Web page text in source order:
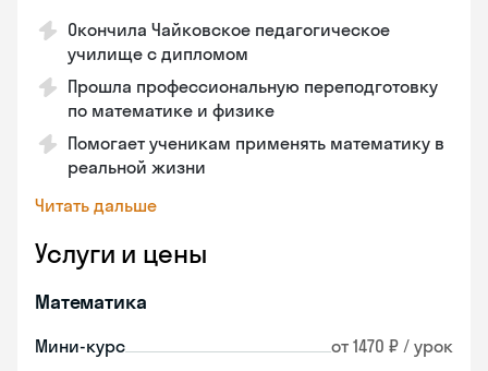
Окончила Чайковское педагогическое
училище с дипломом
Прошла профессиональную переподготовку
по математике и физике
Помогает ученикам применять математику в
реальной жизни
Читать дальше
Услуги и цены
Математика
Мини-курс от 1470 ₽ / урок